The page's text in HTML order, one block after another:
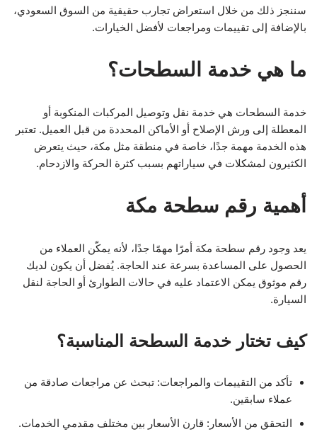
سننجز ذلك من خلال استعراض تجارب حقيقية من السوق السعودي،
بالإضافة إلى تقييمات ومراجعات لأفضل الخيارات.
ما هي خدمة السطحات؟
خدمة السطحات هي خدمة نقل وتوصيل المركبات المنكوبة أو
المعطلة إلى ورش الإصلاح أو الأماكن المحددة من قبل العميل. تعتبر
هذه الخدمة مهمة جدًا، خاصة في منطقة مثل مكة، حيث يتعرض
الكثيرون لمشكلات في سياراتهم بسبب كثرة الحركة والازدحام.
أهمية رقم سطحة مكة
يعد وجود رقم سطحة مكة أمرًا مهمًا جدًا، لأنه يمكّن العملاء من
الحصول على المساعدة بسرعة عند الحاجة. يُفضل أن يكون لديك
رقم موثوق يمكن الاعتماد عليه في حالات الطوارئ أو الحاجة لنقل
السيارة.
كيف تختار خدمة السطحة المناسبة؟
تأكد من التقييمات والمراجعات: تبحث عن مراجعات صادقة من
عملاء سابقين.
التحقق من الأسعار: قارن الأسعار بين مختلف مقدمي الخدمات.